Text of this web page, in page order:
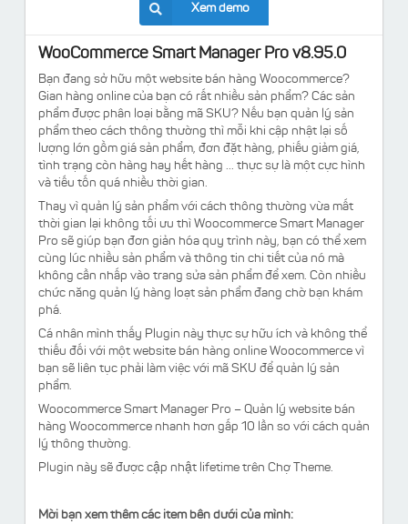
Xem demo
WooCommerce Smart Manager Pro v8.95.0
Bạn đang sở hữu một website bán hàng Woocommerce?
Gian hàng online của bạn có rất nhiều sản phẩm? Các sản
phẩm được phân loại bằng mã SKU? Nếu bạn quản lý sản
phẩm theo cách thông thường thì mỗi khi cập nhật lại số
lượng lớn gồm giá sản phẩm, đơn đặt hàng, phiếu giảm giá,
tình trạng còn hàng hay hết hàng ... thực sự là một cực hình
và tiếu tốn quá nhiều thời gian.
Thay vì quản lý sản phẩm với cách thông thường vừa mất
thời gian lại không tối ưu thì Woocommerce Smart Manager
Pro sẽ giúp bạn đơn giản hóa quy trình này, bạn có thể xem
cùng lúc nhiều sản phẩm và thông tin chi tiết của nó mà
không cần nhấp vào trang sửa sản phẩm để xem. Còn nhiều
chức năng quản lý hàng loạt sản phẩm đang chờ bạn khám
phá.
Cá nhân mình thấy Plugin này thực sự hữu ích và không thể
thiếu đối với một website bán hàng online Woocommerce vì
bạn sẽ liên tục phải làm việc với mã SKU để quản lý sản
phẩm.
Woocommerce Smart Manager Pro – Quản lý website bán
hàng Woocommerce nhanh hơn gấp 10 lần so với cách quản
lý thông thường.
Plugin này sẽ được cập nhật lifetime trên Chợ Theme.
Mời bạn xem thêm các item bên dưới của mình: